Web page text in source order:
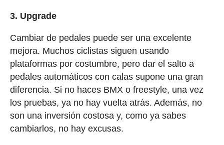
3. Upgrade
Cambiar de pedales puede ser una excelente
mejora. Muchos ciclistas siguen usando
plataformas por costumbre, pero dar el salto a
pedales automáticos con calas supone una gran
diferencia. Si no haces BMX o freestyle, una vez
los pruebas, ya no hay vuelta atrás. Además, no
son una inversión costosa y, como ya sabes
cambiarlos, no hay excusas.